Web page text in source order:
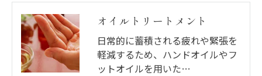
オイルトリートメント
日常的に蓄積される疲れや緊張を
軽減するため、ハンドオイルやフ
ットオイルを用いた…